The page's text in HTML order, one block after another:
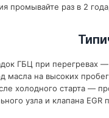
промывайте раз в 2
ГБЦ при перегревах —
масла на высоких
холодного старта —
узла и клапана